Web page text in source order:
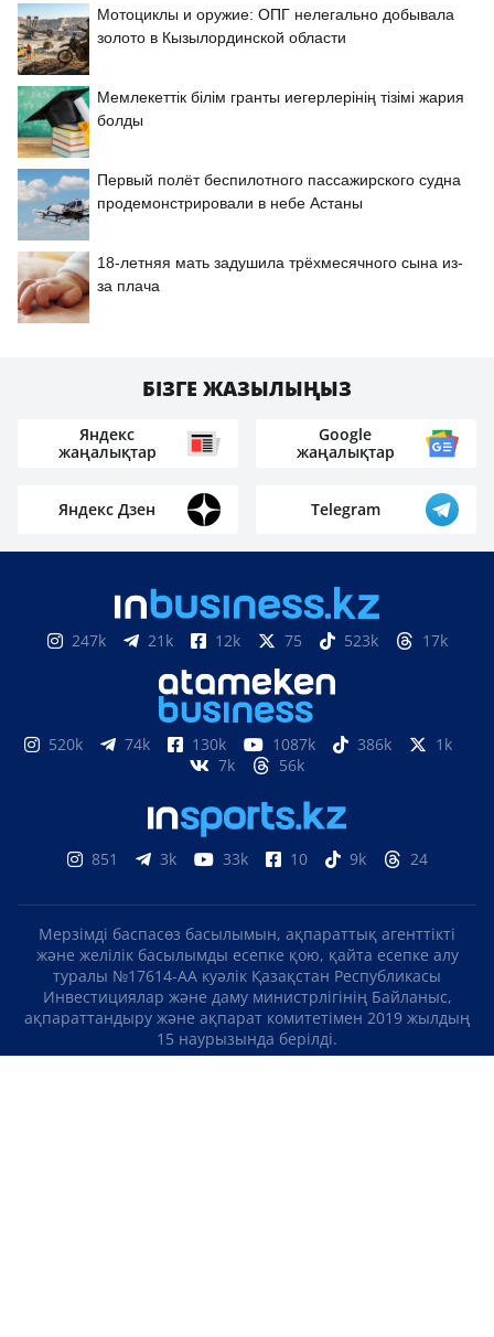
Мотоциклы и оружие: ОПГ нелегально добывала
золото в Кызылординской области
Мемлекеттік білім гранты иегерлерінің тізімі жария
болды
Первый полёт беспилотного пассажирского судна
продемонстрировали в небе Астаны
18-летняя мать задушила трёхмесячного сына из-
за плача
БІЗГЕ ЖАЗЫЛЫҢЫЗ
Яндекс
жаңалықтар
Google
жаңалықтар
Яндекс Дзен Telegram
247k 21k 12k 75 523k 17k
520k 74k 130k 1087k 386k
1k
7k
56k
851 3k 33k 10 9k 24
Мерзімді баспасөз басылымын, ақпараттық агенттікті
және желілік басылымды есепке қою, қайта есепке алу
туралы №17614-АА куәлік Қазақстан Республикасы
Инвестициялар және даму министрлігінің Байланыс,
ақпараттандыру және ақпарат комитетімен 2019 жылдың
15 наурызында берілді.